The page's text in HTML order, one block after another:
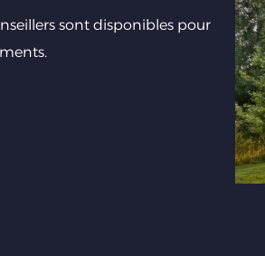
sont disponibles pour